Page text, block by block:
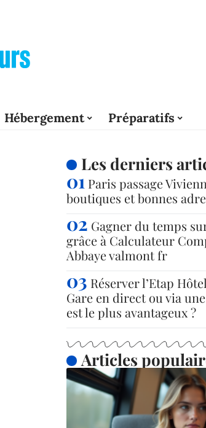
Hébergement Préparatifs
Les derniers
Paris passage
boutiques et bonnes
Gagner du temps
grâce à Calculateur
Abbaye valmont fr
Réserver l’Etap
Gare en direct ou via
est le plus avantageux ?
Articles